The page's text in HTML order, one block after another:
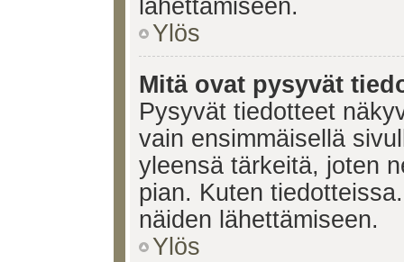
lähettämiseen.
Ylös
Mitä ovat pysyvät
Pysyvät tiedotteet
vain ensimmäisellä
yleensä tärkeitä, joten
pian. Kuten
näiden lähettämiseen.
Ylös